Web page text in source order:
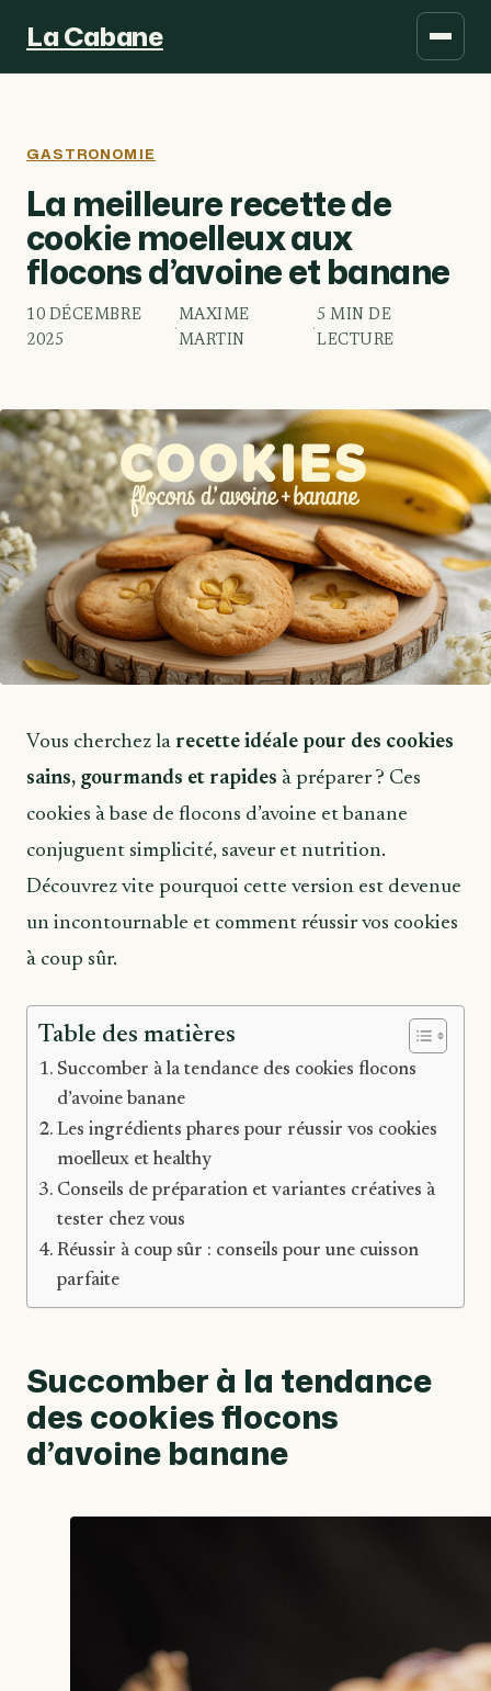
La Cabane
GASTRONOMIE
La meilleure recette de
cookie moelleux aux
flocons d’avoine et banane
10 DÉCEMBRE
2025
·
MAXIME
MARTIN
·
5 MIN DE
LECTURE
Vous cherchez la recette idéale pour des cookies
sains, gourmands et rapides à préparer ? Ces
cookies à base de flocons d’avoine et banane
conjuguent simplicité, saveur et nutrition.
Découvrez vite pourquoi cette version est devenue
un incontournable et comment réussir vos cookies
à coup sûr.
Table des matières
Succomber à la tendance des cookies flocons
d’avoine banane
Les ingrédients phares pour réussir vos cookies
moelleux et healthy
Conseils de préparation et variantes créatives à
tester chez vous
Réussir à coup sûr : conseils pour une cuisson
parfaite
Succomber à la tendance
des cookies flocons
d’avoine banane